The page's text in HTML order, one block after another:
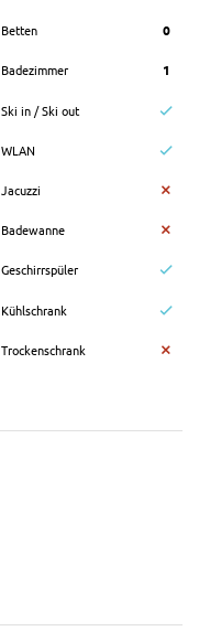
Betten 0
Badezimmer 1
Ski in / Ski out
WLAN
Jacuzzi
Badewanne
Geschirrspüler
Kühlschrank
Trockenschrank